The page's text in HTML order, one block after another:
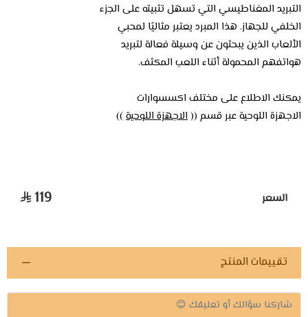
التبريد المغناطيسي التي تسهل تثبيته على الجزء
الخلفي للجهاز. هذا المبرد يعتبر مثاليًا لمحبي
الألعاب الذين يبحثون عن وسيلة فعالة لتبريد
هواتفهم المحمولة أثناء اللعب المكثف.
يمكنك الاطلاع على مختلف اكسسوارات
الاجهزة اللوحية عبر قسم ((الاجهزة اللوحية))
السعر 119
تقييمات المنتج